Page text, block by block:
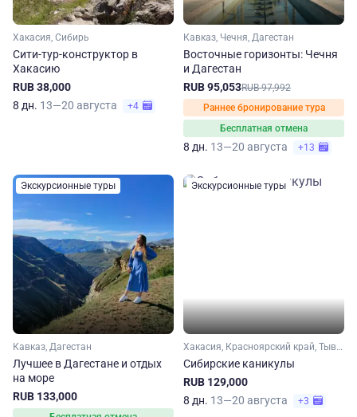
Хакасия, Сибирь
Сити-тур-конструктор в
Хакасию
RUB 38,000
8 дн. 13—20 августа +4
Кавказ, Чечня, Дагестан
Восточные горизонты: Чечня
и Дагестан
RUB 95,053RUB 97,992
Раннее бронирование тура
Бесплатная отмена
8 дн. 13—20 августа +13
Экскурсионные туры
Кавказ, Дагестан
Лучшее в Дагестане и отдых
на море
RUB 133,000
Экскурсионные туры
Хакасия, Красноярский край, Тыва (Тува), Сибирь
Сибирские каникулы
RUB 129,000
8 дн. 13—20 августа +3